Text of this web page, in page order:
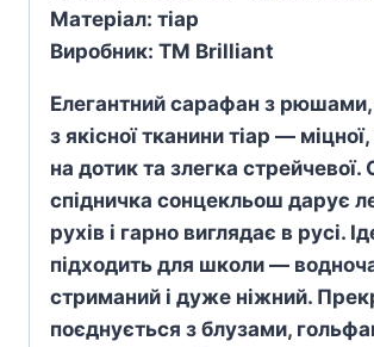
Матеріал: тіар
Виробник: TM Brilliant
Елегантний сарафан з
з якісної тканини тіар —
на дотик та злегка стрейчевої.
спідничка сонцекльош дарує
рухів і гарно виглядає в русі.
підходить для школи —
стриманий і дуже ніжний.
поєднується з блузами,